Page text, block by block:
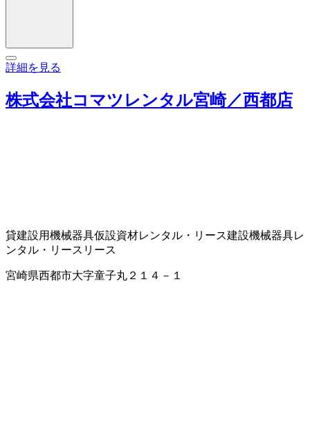
詳細を見る
株式会社コマツレンタル宮崎／西都店
貸建設用機械器具仮設資材レンタル・リース建設機械器具レ
ンタル・リース リース
宮崎県西都市大字童子丸２１４－１